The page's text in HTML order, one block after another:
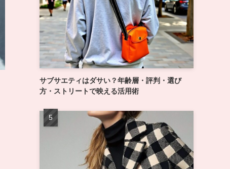
サブサエティはダサい？年齢層・評判・選び
方・ストリートで映える活用術